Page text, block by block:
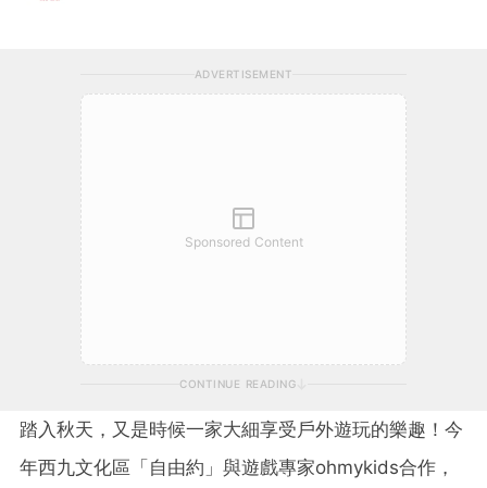
ADVERTISEMENT
Sponsored Content
CONTINUE READING
踏入秋天，又是時候一家大細享受戶外遊玩的樂趣！今
年西九文化區「自由約」與遊戲專家ohmykids合作，